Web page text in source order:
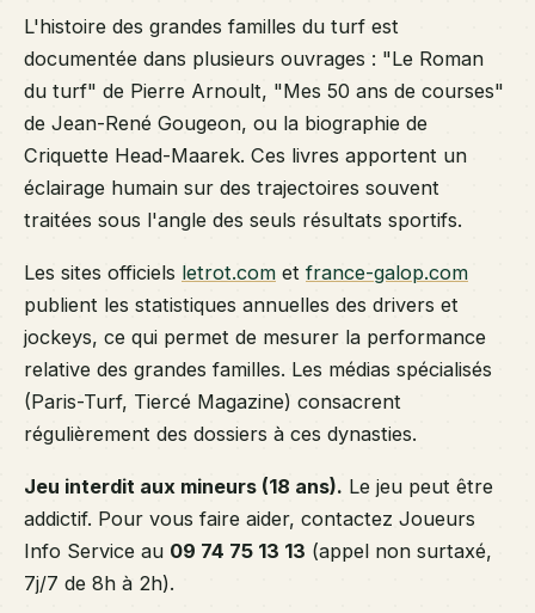
L'histoire des grandes familles du turf est
documentée dans plusieurs ouvrages : "Le Roman
du turf" de Pierre Arnoult, "Mes 50 ans de courses"
de Jean-René Gougeon, ou la biographie de
Criquette Head-Maarek. Ces livres apportent un
éclairage humain sur des trajectoires souvent
traitées sous l'angle des seuls résultats sportifs.
Les sites officiels letrot.com et france-galop.com
publient les statistiques annuelles des drivers et
jockeys, ce qui permet de mesurer la performance
relative des grandes familles. Les médias spécialisés
(Paris-Turf, Tiercé Magazine) consacrent
régulièrement des dossiers à ces dynasties.
Jeu interdit aux mineurs (18 ans). Le jeu peut être
addictif. Pour vous faire aider, contactez Joueurs
Info Service au 09 74 75 13 13 (appel non surtaxé,
7j/7 de 8h à 2h).